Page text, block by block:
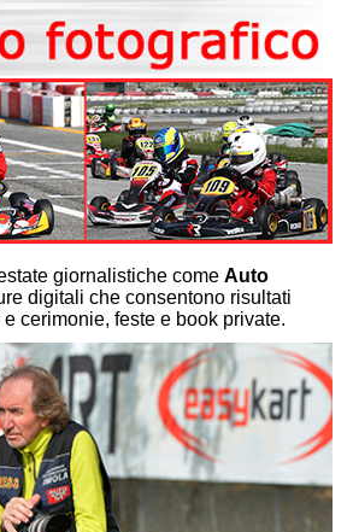
giornalistiche come Auto
digitali che consentono risultati
cerimonie, feste e book private.